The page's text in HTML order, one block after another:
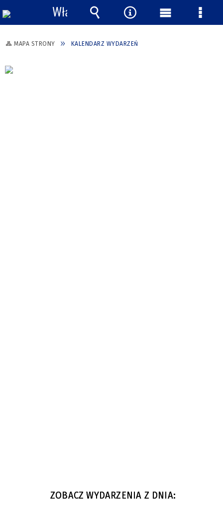
MAPA STRONY KALENDARZ WYDARZEŃ
ZOBACZ WYDARZENIA Z DNIA:
Włącz
powiadomienia
Wyszukiwarka
Narzędzia
Menu Menu